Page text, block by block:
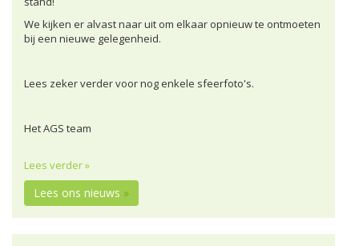
We kijken er alvast naar uit om elkaar opnieuw te ontmoeten
bij een nieuwe gelegenheid.
Lees zeker verder voor nog enkele sfeerfoto's.
Het AGS team
Lees verder »
Lees ons nieuws »